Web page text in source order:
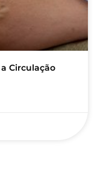
Circulação